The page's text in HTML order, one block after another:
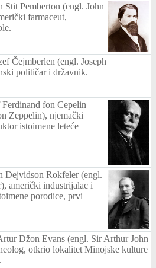
Stit Pemberton (engl. John
farmaceut,
Čejmberlen (engl. Joseph
političar i državnik.
fon Cepelin
Zeppelin), njemački
istoimene leteće
Dejvidson Rokfeler (engl.
američki industrijalac i
porodice, prvi
Džon Evans (engl. Sir Arthur John
otkrio lokalitet Minojske kulture